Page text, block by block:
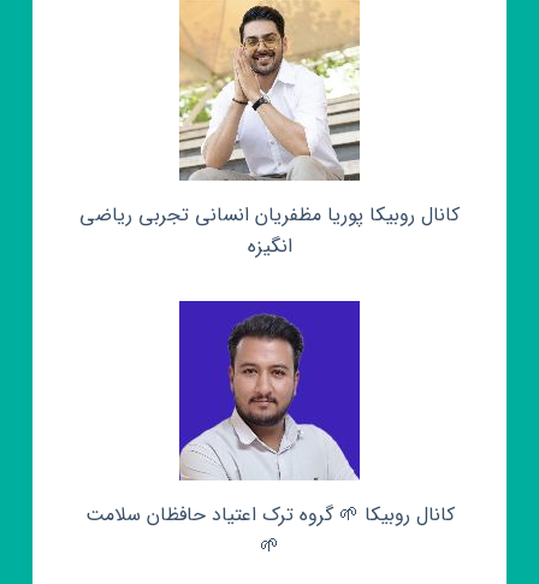
کانال روبیکا پوریا مظفریان انسانی تجربی ریاضی
انگیزه
کانال روبیکا 🌱 گروه ترک اعتیاد حافظان سلامت
🌱